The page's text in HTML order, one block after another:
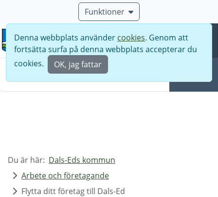
Funktioner
Meny
Denna webbplats använder cookies. Genom att
fortsätta surfa på denna webbplats accepterar du
cookies.
OK, jag fattar
Du är här: Dals-Eds kommun
Arbete och företagande
Flytta ditt företag till Dals-Ed